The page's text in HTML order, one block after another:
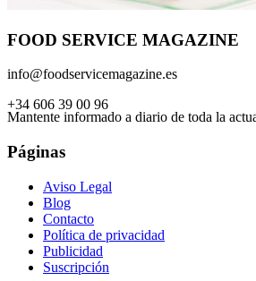
FOOD SERVICE MAGAZINE
info@foodservicemagazine.es
+34 606 39 00 96
Mantente informado a diario de toda la
Páginas
Aviso Legal
Blog
Contacto
Política de privacidad
Publicidad
Suscripción